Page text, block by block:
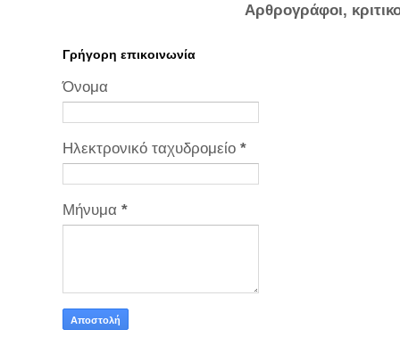
Αρθρογράφοι,
Γρήγορη επικοινωνία
Όνομα
Ηλεκτρονικό ταχυδρομείο *
Μήνυμα *